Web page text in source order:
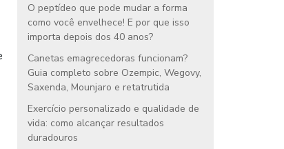
O peptídeo que pode mudar a forma
como você envelhece! E por que isso
importa depois dos 40 anos?
Canetas emagrecedoras funcionam?
Guia completo sobre Ozempic, Wegovy,
Saxenda, Mounjaro e retatrutida
Exercício personalizado e qualidade de
vida: como alcançar resultados
duradouros